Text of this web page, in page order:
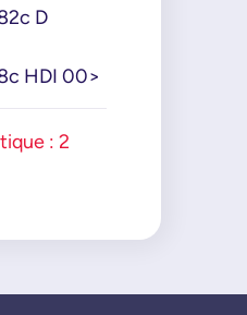
D
HDI 00>
: 2